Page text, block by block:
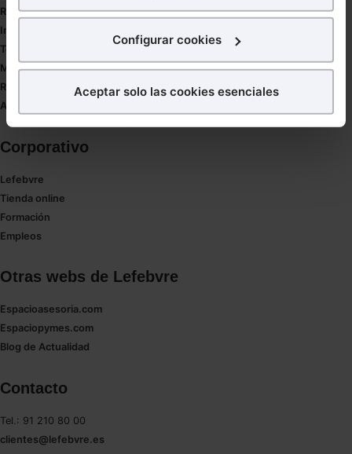
para poder mostrarte publicidad y contenidos de tu
¿Qué puedes hacer?
en la web sea óptima
Puedesaceptar solo las esenciales
También puedes
seleccionar solo aquellas que quieras permitir en tu
navegador. Si no seleccionas ninguna utilizaremos
las que sean indispensables para la navegación.
Saber más acerca de las cookies
Configurar cookies
Aceptar solo las cookies esenciales
RGPD
Innovación
Tesauro
Mapa web
Redirect sitemap
Autores de El Derecho
Corporativo
Lefebvre
Tienda online
Formación
Empleos
Otras webs de Lefebvre
Espacioasesoria.com
Espaciopymes.com
Blog de Actualidad
Contacto
Tel.: 91 210 80 00
clientes@lefebvre.es